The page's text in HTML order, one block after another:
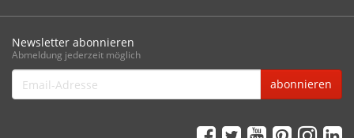
Newsletter abonnieren
Abmeldung jederzeit möglich
Email-
Adresse
abonnieren